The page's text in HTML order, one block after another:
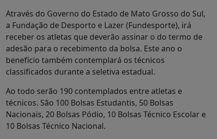
Através do Governo do Estado de Mato Grosso do Sul,
a Fundação de Desporto e Lazer (Fundesporte), irá
receber os atletas que deverão assinar o do termo de
adesão para o recebimento da bolsa. Este ano o
benefício também contemplará os técnicos
classificados durante a seletiva estadual.
Ao todo serão 190 contemplados entre atletas e
técnicos. São 100 Bolsas Estudantis, 50 Bolsas
Nacionais, 20 Bolsas Pódio, 10 Bolsas Técnico Escolar e
10 Bolsas Técnico Nacional.